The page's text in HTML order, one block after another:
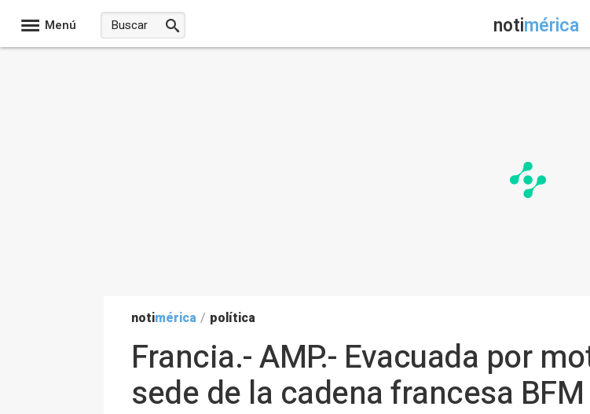
Menú notimérica
notimérica / política
Francia.- AMP.- Evacuada por
sede de la cadena francesa